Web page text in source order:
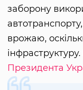
заборону
врожаю,
Президента